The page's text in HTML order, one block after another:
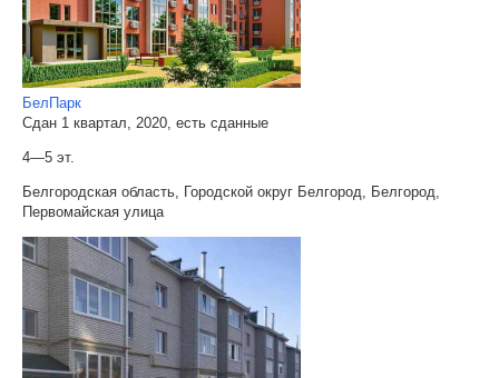
БелПарк
Сдан 1 квартал, 2020, есть сданные
4—5 эт.
Белгородская область, Городской округ Белгород, Белгород,
Первомайская улица